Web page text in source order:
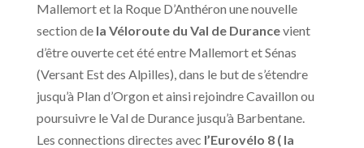
Mallemort et la Roque D’Anthéron une nouvelle
section de la Véloroute du Val de Durancevient
d’être ouverte cet été entre Mallemort et Sénas
(Versant Est des Alpilles), dans le but de s’étendre
jusqu’à Plan d’Orgon et ainsi rejoindre Cavaillon ou
poursuivre le Val de Durance jusqu’à Barbentane.
Les connections directes avec l’Eurovélo 8 ( la